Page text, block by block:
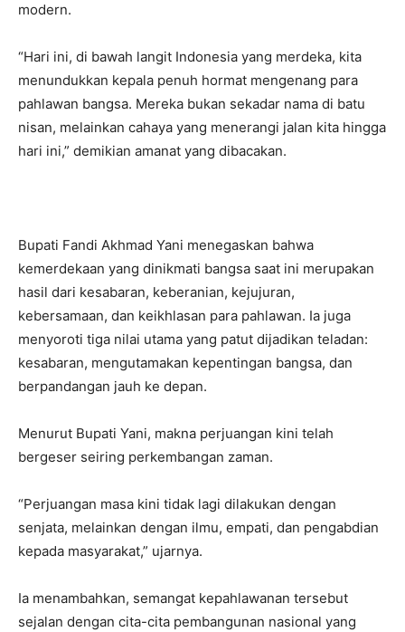
modern.
“Hari ini, di bawah langit Indonesia yang merdeka, kita
menundukkan kepala penuh hormat mengenang para
pahlawan bangsa. Mereka bukan sekadar nama di batu
nisan, melainkan cahaya yang menerangi jalan kita hingga
hari ini,” demikian amanat yang dibacakan.
Bupati Fandi Akhmad Yani menegaskan bahwa
kemerdekaan yang dinikmati bangsa saat ini merupakan
hasil dari kesabaran, keberanian, kejujuran,
kebersamaan, dan keikhlasan para pahlawan. Ia juga
menyoroti tiga nilai utama yang patut dijadikan teladan:
kesabaran, mengutamakan kepentingan bangsa, dan
berpandangan jauh ke depan.
Menurut Bupati Yani, makna perjuangan kini telah
bergeser seiring perkembangan zaman.
“Perjuangan masa kini tidak lagi dilakukan dengan
senjata, melainkan dengan ilmu, empati, dan pengabdian
kepada masyarakat,” ujarnya.
Ia menambahkan, semangat kepahlawanan tersebut
sejalan dengan cita-cita pembangunan nasional yang